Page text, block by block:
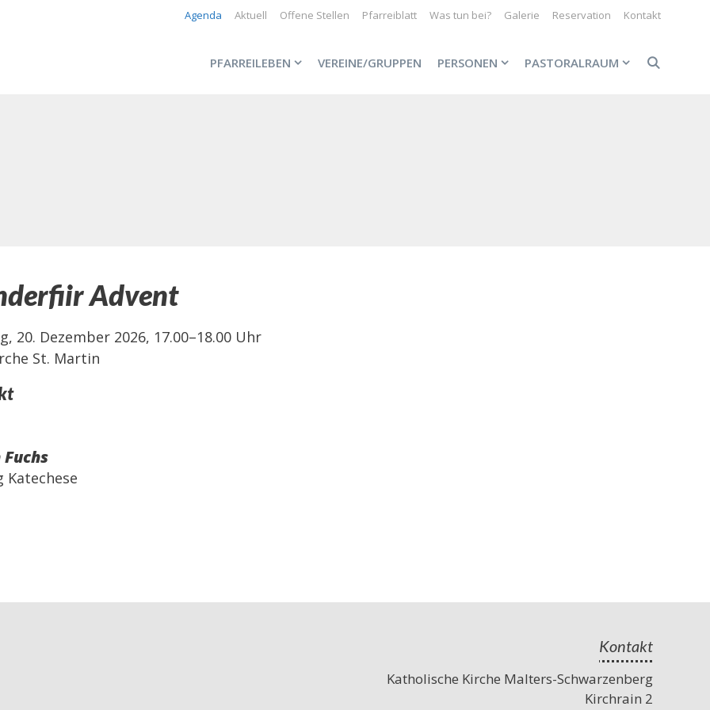
Agenda Aktuell Offene Stellen Pfarreiblatt Was tun bei? Galerie Reservation Kontakt
PFARREILEBEN VEREINE/GRUPPEN PERSONEN PASTORALRAUM
Advent
20. Dezember 2026, 17.00–18.00 Uhr
St. Martin
Katechese
Kontakt
Katholische Kirche Malters-Schwarzenberg
Kirchrain 2